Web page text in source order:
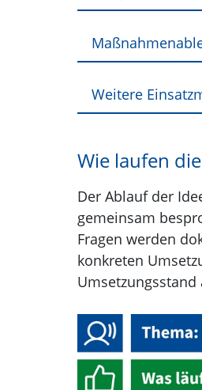
Weitere
Wie laufen
Der Ablauf der
gemeinsam
Fragen werden
konkreten